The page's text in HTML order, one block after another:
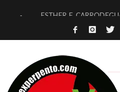
ESTHER F.
[TERRA DE
TIMBRE 4, LA ESCUELA
30 AÑOS (NO ES NADA) DE